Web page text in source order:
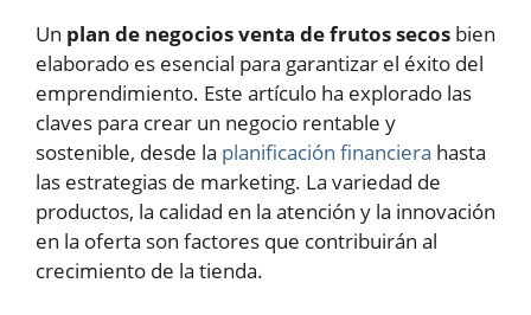
Un plan de negocios venta de frutos secos bien
elaborado es esencial para garantizar el éxito del
emprendimiento. Este artículo ha explorado las
claves para crear un negocio rentable y
sostenible, desde la planificación financiera hasta
las estrategias de marketing. La variedad de
productos, la calidad en la atención y la innovación
en la oferta son factores que contribuirán al
crecimiento de la tienda.